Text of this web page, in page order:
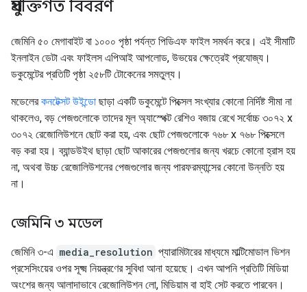
প্রযুক্তিগত বিবরণ
জেমিনি ৫০ মেগাবাইট বা ১০০০ পৃষ্ঠা পর্যন্ত পিডিএফ ফাইল সমর্থন করে। এই সীমাটি
ইনলাইন ডেটা এবং ফাইলস এপিআই আপলোড, উভয়ের ক্ষেত্রেই প্রযোজ্য।
ডকুমেন্টের প্রতিটি পৃষ্ঠা ২৫৮টি টোকেনের সমতুল্য।
মডেলেরকনটেক্সট উইন্ডো ছাড়া একটি ডকুমেন্টে পিক্সেল সংখ্যার কোনো নির্দিষ্ট সীমা না
থাকলেও, বড় পেজগুলোকে তাদের মূল অ্যাস্পেক্ট রেশিও বজায় রেখে সর্বোচ্চ ৩০৭২ x
৩০৭২ রেজোলিউশনে ছোট করা হয়, এবং ছোট পেজগুলোকে ৭৬৮ x ৭৬৮ পিক্সেলে
বড় করা হয়। ব্যান্ডউইথ ছাড়া ছোট আকারের পেজগুলোর জন্য খরচে কোনো হ্রাস হয়
না, অথবা উচ্চ রেজোলিউশনের পেজগুলোর জন্য পারফরম্যান্সের কোনো উন্নতি হয়
না।
জেমিনি ৩ মডেল
জেমিনি ৩-এ media_resolution প্যারামিটারের মাধ্যমে মাল্টিমোডাল ভিশন
প্রসেসিংয়ের ওপর সূক্ষ্ম নিয়ন্ত্রণের সুবিধা আনা হয়েছে। এখন আপনি প্রতিটি মিডিয়া
অংশের জন্য আলাদাভাবে রেজোলিউশন লো, মিডিয়াম বা হাই সেট করতে পারবেন।